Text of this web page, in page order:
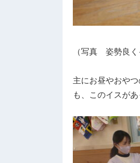
（写真 姿勢良く
主にお昼やおや
も、このイスが